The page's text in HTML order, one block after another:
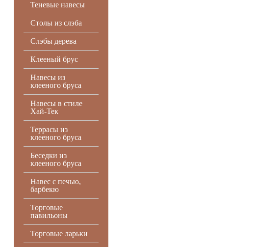
Теневые навесы
Столы из слэба
Слэбы дерева
Клееный брус
Навесы из
клееного бруса
Навесы в стиле
Хай-Тек
Террасы из
клееного бруса
Беседки из
клееного бруса
Навес с печью,
барбекю
Торговые
павильоны
Торговые ларьки